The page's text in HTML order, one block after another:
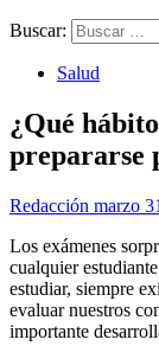
Buscar:
Salud
¿Qué
prepararse
Redacción marzo
Los exámenes
cualquier
estudiar, siempre
evaluar nuestros
importante